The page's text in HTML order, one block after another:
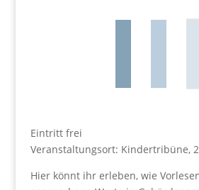
Eintritt frei
Veranstaltungsort: Kindertribüne,
Hier könnt ihr erleben, wie